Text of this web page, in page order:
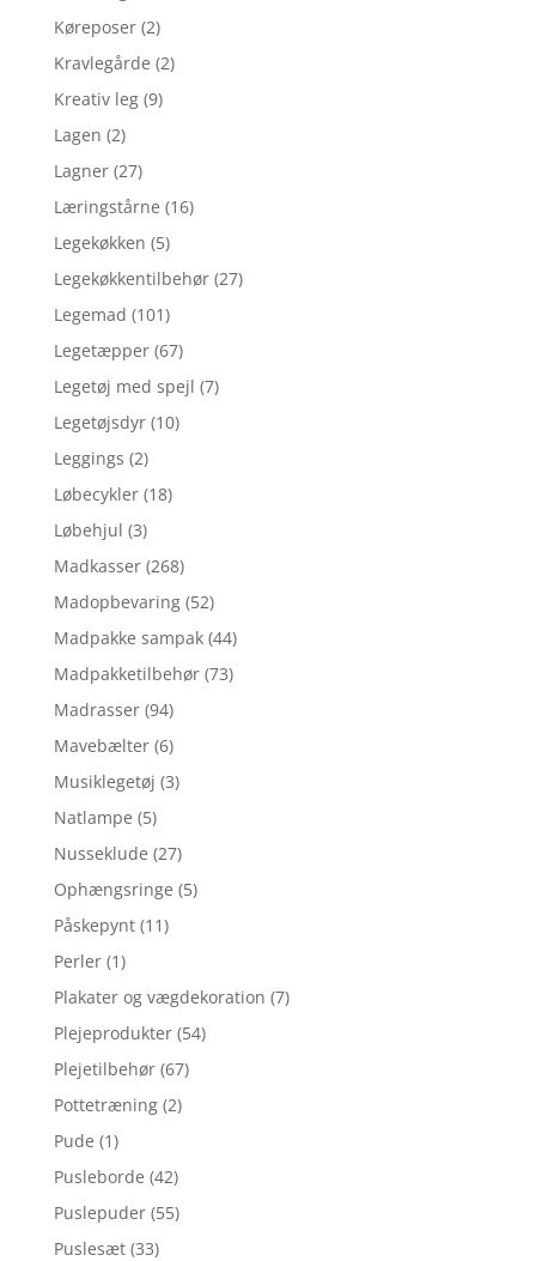
Køreposer (2)
Kravlegårde (2)
Kreativ leg (9)
Lagen (2)
Lagner (27)
Læringstårne (16)
Legekøkken (5)
Legekøkkentilbehør (27)
Legemad (101)
Legetæpper (67)
Legetøj med spejl (7)
Legetøjsdyr (10)
Leggings (2)
Løbecykler (18)
Løbehjul (3)
Madkasser (268)
Madopbevaring (52)
Madpakke sampak (44)
Madpakketilbehør (73)
Madrasser (94)
Mavebælter (6)
Musiklegetøj (3)
Natlampe (5)
Nusseklude (27)
Ophængsringe (5)
Påskepynt (11)
Perler (1)
Plakater og vægdekoration (7)
Plejeprodukter (54)
Plejetilbehør (67)
Pottetræning (2)
Pude (1)
Pusleborde (42)
Puslepuder (55)
Puslesæt (33)